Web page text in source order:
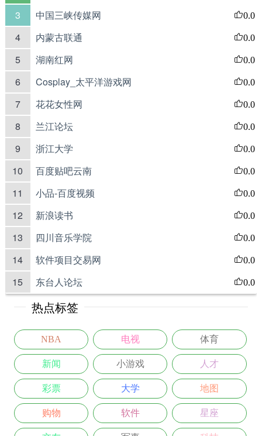
3 中国三峡传媒网 0.0
4 内蒙古联通 0.0
5 湖南红网 0.0
6 Cosplay_太平洋游戏网 0.0
7 花花女性网 0.0
8 兰江论坛 0.0
9 浙江大学 0.0
10 百度贴吧云南 0.0
11 小品-百度视频 0.0
12 新浪读书 0.0
13 四川音乐学院 0.0
14 软件项目交易网 0.0
15 东台人论坛 0.0
热点标签
NBA 电视 体育
新闻 小游戏 人才
彩票 大学 地图
购物 软件 星座